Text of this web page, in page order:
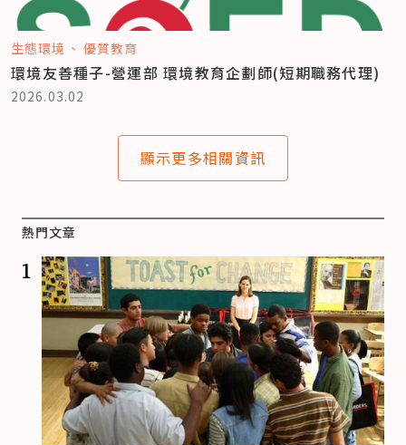
生態環境 優質教育
環境友善種子-營運部 環境教育企劃師(短期職務代理)
2026.03.02
顯示更多相關資訊
熱門文章
1